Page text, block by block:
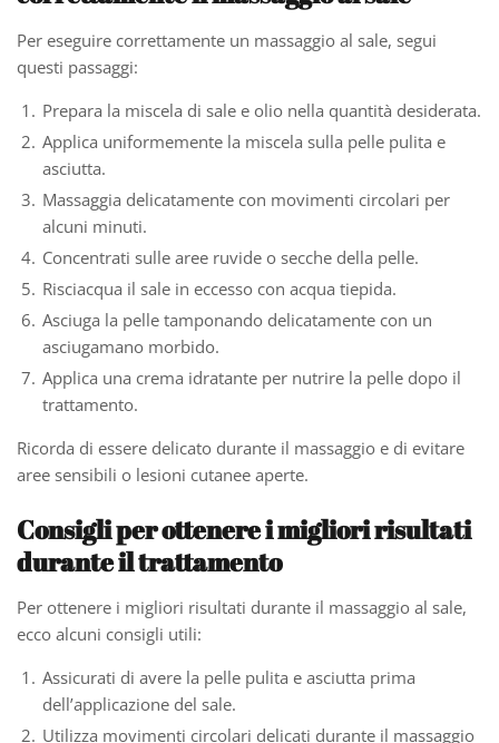
Per eseguire correttamente un massaggio al sale, segui
questi passaggi:
Prepara la miscela di sale e olio nella quantità desiderata.
Applica uniformemente la miscela sulla pelle pulita e
asciutta.
Massaggia delicatamente con movimenti circolari per
alcuni minuti.
Concentrati sulle aree ruvide o secche della pelle.
Risciacqua il sale in eccesso con acqua tiepida.
Asciuga la pelle tamponando delicatamente con un
asciugamano morbido.
Applica una crema idratante per nutrire la pelle dopo il
trattamento.
Ricorda di essere delicato durante il massaggio e di evitare
aree sensibili o lesioni cutanee aperte.
Consigli per ottenere i migliori risultati
durante il trattamento
Per ottenere i migliori risultati durante il massaggio al sale,
ecco alcuni consigli utili:
Assicurati di avere la pelle pulita e asciutta prima
dell’applicazione del sale.
Utilizza movimenti circolari delicati durante il massaggio